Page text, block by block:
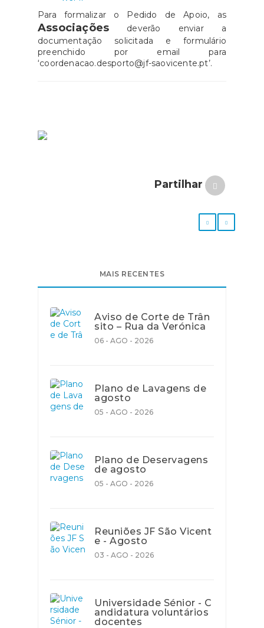
Para formalizar o Pedido de Apoio, as
Associações deverão enviar a
documentação solicitada e formulário
preenchido por email para
‘coordenacao.desporto@jf-saovicente.pt’.
Partilhar
MAIS RECENTES
Aviso de Corte de Trân
sito – Rua da Verónica
06 - AGO - 2026
Plano de Lavagens de
agosto
05 - AGO - 2026
Plano de Deservagens
de agosto
05 - AGO - 2026
Reuniões JF São Vicent
e - Agosto
03 - AGO - 2026
Universidade Sénior - C
andidatura voluntários
docentes